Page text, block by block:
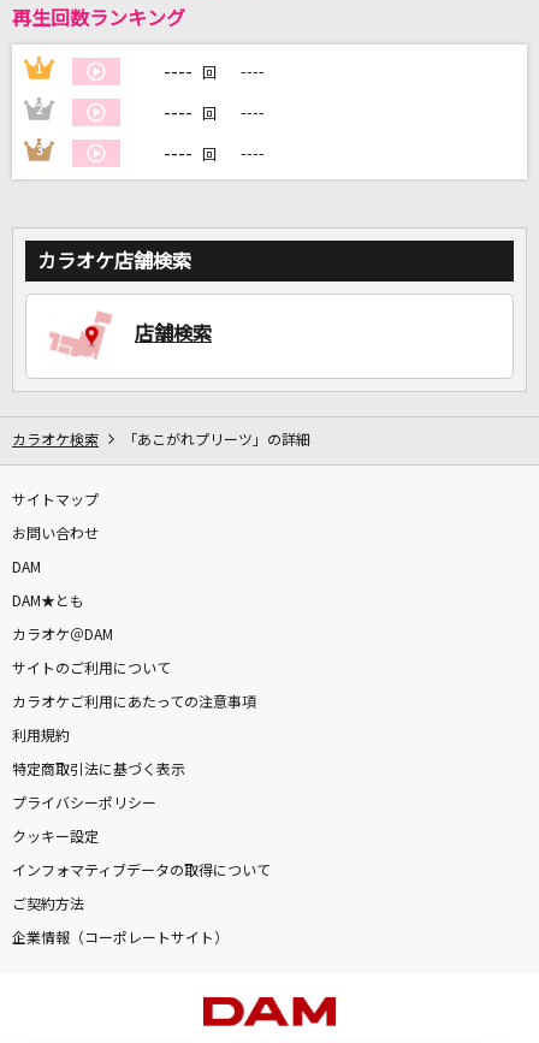
DAMに会員登録・ログインして
自宅でカラオケ歌い放題！
家族や友達と一緒に！練習にも！
再生回数ランキング
1 ---- 回 ----
2 ---- 回 ----
3 ---- 回 ----
カラオケ店舗検索
店舗検索
カラオケ検索 「あこがれプリーツ」の詳細
サイトマップ
お問い合わせ
DAM
DAM★とも
カラオケ＠DAM
サイトのご利用について
カラオケご利用にあたっての注意事項
利用規約
特定商取引法に基づく表示
プライバシーポリシー
クッキー設定
インフォマティブデータの取得について
ご契約方法
企業情報（コーポレートサイト）